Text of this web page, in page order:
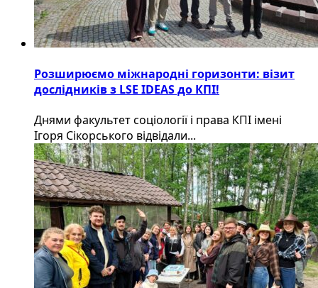
Розширюємо міжнародні горизонти: візит
дослідників з LSE IDEAS до КПІ!
Днями факультет соціології і права КПІ імені
Ігоря Сікорського відвідали...